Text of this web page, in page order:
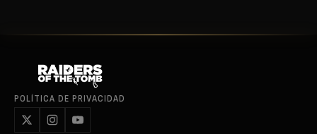
POLÍTICA DE PRIVACIDAD